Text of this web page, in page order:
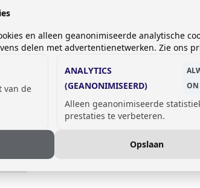
en alleen geanonimiseerde analytische
delen met advertentienetwerken. Zie ons
van de
ANALYTICS
(GEANONIMISEERD)
ON
Alleen geanonimiseerde
prestaties te verbeteren.
Opslaan